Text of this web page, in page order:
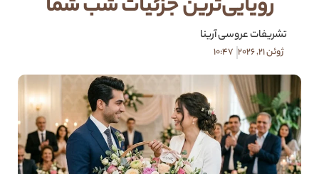
رویایی‌ترین جزئیات شب شما
تشریفات عروسی آرینا
ژوئن 21, 2026 10:47